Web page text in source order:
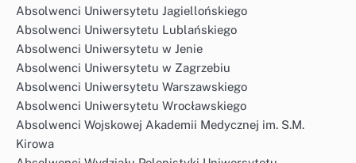
Absolwenci Uniwersytetu Jagiellońskiego
Absolwenci Uniwersytetu Lublańskiego
Absolwenci Uniwersytetu w Jenie
Absolwenci Uniwersytetu w Zagrzebiu
Absolwenci Uniwersytetu Warszawskiego
Absolwenci Uniwersytetu Wrocławskiego
Absolwenci Wojskowej Akademii Medycznej im. S.M.
Kirowa